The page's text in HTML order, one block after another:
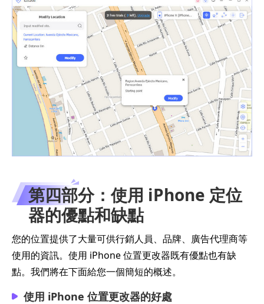
第四部分：使用 iPhone 定位
器的優點和缺點
您的位置提供了大量可供行銷人員、品牌、廣告代理商等
使用的資訊。使用 iPhone 位置更改器既有優點也有缺
點。我們將在下面給您一個簡短的概述。
使用 iPhone 位置更改器的好處